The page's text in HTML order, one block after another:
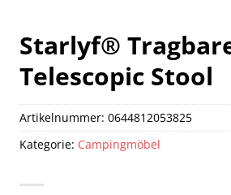
Starlyf®
Telescopic Stool
Artikelnummer:0644812053825
Kategorie: Campingmöbel